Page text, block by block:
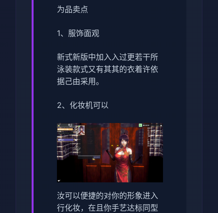
为品卖点
1、服饰面观
新式新版中加入入过更若干所
泳装款式又有其其的衣着许依
据己由采用。
2、化妆机可以
汝可以便捷的对你的形象进入
行化妆，在且你手艺达标同型